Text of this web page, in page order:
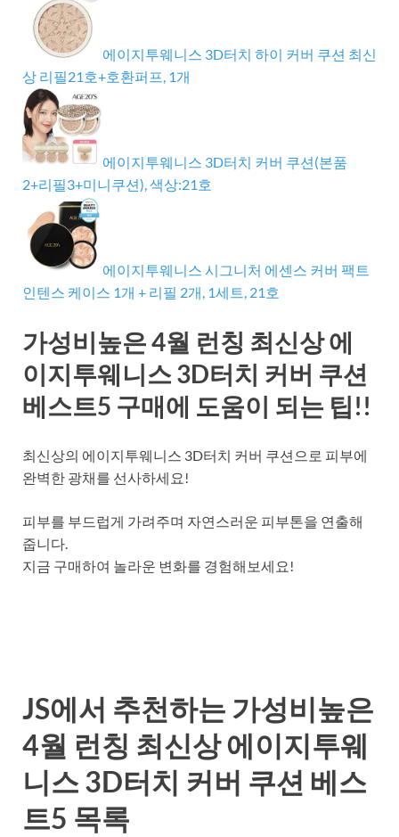
에이지투웨니스 3D터치 하이 커버 쿠션 최신
상 리필21호+호환퍼프, 1개
에이지투웨니스 3D터치 커버 쿠션(본품
2+리필3+미니쿠션), 색상:21호
에이지투웨니스 시그니처 에센스 커버 팩트
인텐스 케이스 1개 + 리필 2개, 1세트, 21호
가성비높은 4월 런칭 최신상 에
이지투웨니스 3D터치 커버 쿠션
베스트5 구매에 도움이 되는 팁!!
최신상의 에이지투웨니스 3D터치 커버 쿠션으로 피부에
완벽한 광채를 선사하세요!
피부를 부드럽게 가려주며 자연스러운 피부톤을 연출해
줍니다.
지금 구매하여 놀라운 변화를 경험해보세요!
JS에서 추천하는 가성비높은
4월 런칭 최신상 에이지투웨
니스 3D터치 커버 쿠션 베스
트5 목록